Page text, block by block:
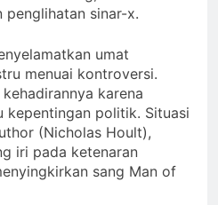
penglihatan sinar-x.
umat
menuai kontroversi.
karena
kepentingan politik. Situasi
(Nicholas Hoult),
iri pada ketenaran
sang Man of